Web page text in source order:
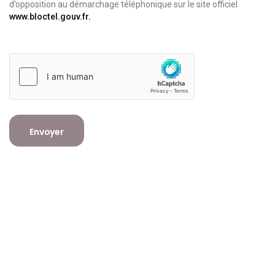
d’opposition au démarchage téléphonique sur le site officiel
www.bloctel.gouv.fr.
Envoyer